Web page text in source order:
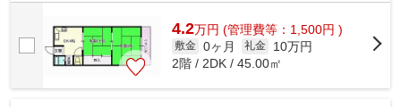
4.2万円 (管理費等：1,500円 )
敷金 0ヶ月 礼金
10万円
2階 / 2DK / 45.00㎡